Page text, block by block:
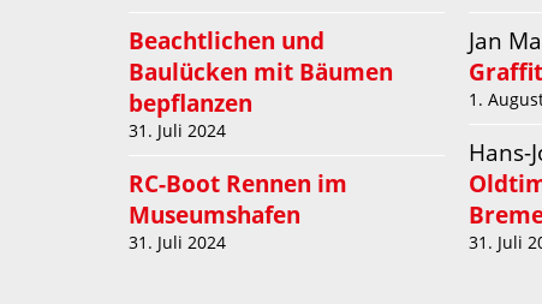
Beachtlichen und
Baulücken mit Bäumen
bepflanzen
31. Juli 2024
RC-Boot Rennen im
Museumshafen
31. Juli 2024
Jan
1.
Hans-
31. Juli